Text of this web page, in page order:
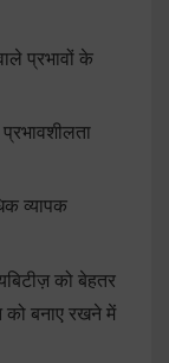
प्रभावों के
व्यापक
को बेहतर
बनाए रखने में